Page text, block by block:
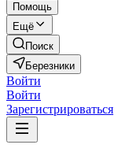
Помощь
Ещё
Поиск
Березники
Войти
Войти
Зарегистрироваться